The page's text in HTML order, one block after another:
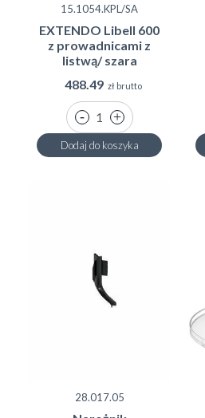
15.1054.KPL/SA
EXTENDO Libell 600
z prowadnicami z
listwą/ szara
488.49 zł brutto
Dodaj do koszyka
28.017.05